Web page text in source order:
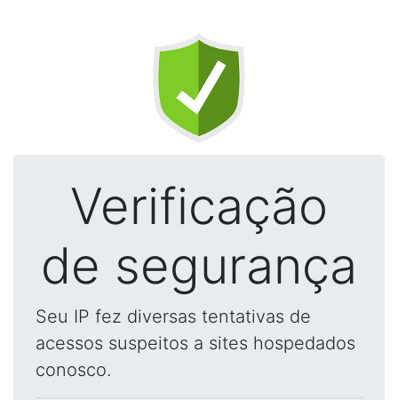
Verificação
de segurança
Seu IP fez diversas tentativas de
acessos suspeitos a sites hospedados
conosco.